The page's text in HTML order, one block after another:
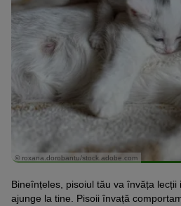
© roxana.dorobantu/stock.adobe.com
Bineînțeles, pisoiul tău va învăța
ajunge la tine. Pisoii învață